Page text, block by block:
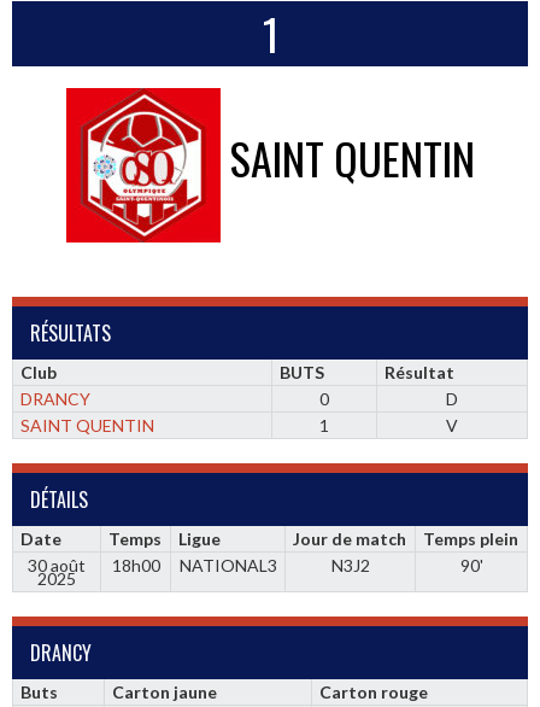
1
SAINT QUENTIN
RÉSULTATS
Club BUTS
Résultat
DRANCY
0
D
SAINT QUENTIN
1 V
DÉTAILS
Date Temps Ligue Jour de match
Temps plein
30 août
2025
18h00 NATIONAL3 N3J2 90'
DRANCY
Buts Carton jaune
Carton rouge